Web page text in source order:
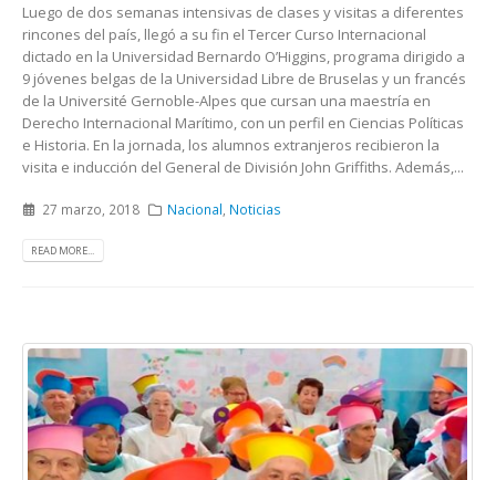
Luego de dos semanas intensivas de clases y visitas a diferentes
rincones del país, llegó a su fin el Tercer Curso Internacional
dictado en la Universidad Bernardo O’Higgins, programa dirigido a
9 jóvenes belgas de la Universidad Libre de Bruselas y un francés
de la Université Gernoble-Alpes que cursan una maestría en
Derecho Internacional Marítimo, con un perfil en Ciencias Políticas
e Historia. En la jornada, los alumnos extranjeros recibieron la
visita e inducción del General de División John Griffiths. Además,...
27 marzo, 2018 Nacional, Noticias
READ MORE...